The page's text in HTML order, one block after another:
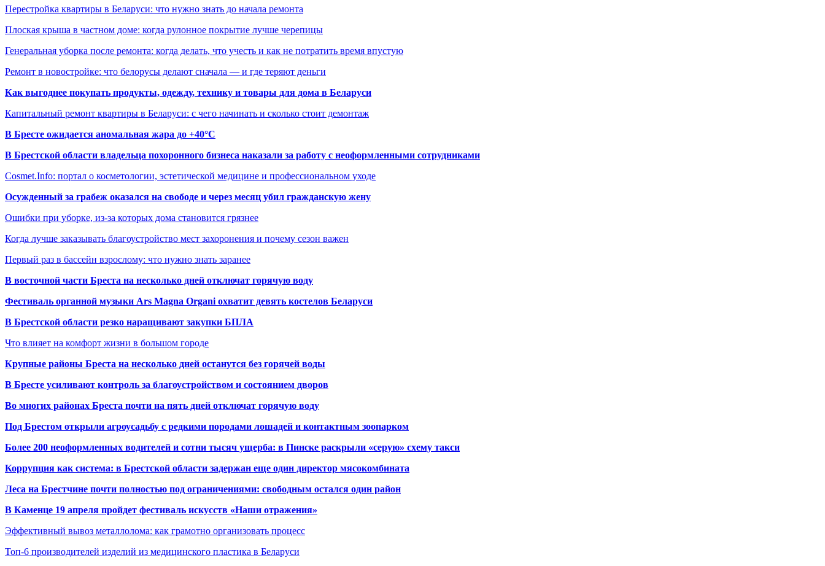
Перестройка квартиры в Беларуси: что нужно знать до начала ремонта
Плоская крыша в частном доме: когда рулонное покрытие лучше черепицы
Генеральная уборка после ремонта: когда делать, что учесть и как не потратить время впустую
Ремонт в новостройке: что белорусы делают сначала — и где теряют деньги
Как выгоднее покупать продукты, одежду, технику и товары для дома в Беларуси
Капитальный ремонт квартиры в Беларуси: с чего начинать и сколько стоит демонтаж
В Бресте ожидается аномальная жара до +40°C
В Брестской области владельца похоронного бизнеса наказали за работу с неоформленными сотрудниками
Cosmet.Info: портал о косметологии, эстетической медицине и профессиональном уходе
Осужденный за грабеж оказался на свободе и через месяц убил гражданскую жену
Ошибки при уборке, из-за которых дома становится грязнее
Когда лучше заказывать благоустройство мест захоронения и почему сезон важен
Первый раз в бассейн взрослому: что нужно знать заранее
В восточной части Бреста на несколько дней отключат горячую воду
Фестиваль органной музыки Ars Magna Organi охватит девять костелов Беларуси
В Брестской области резко наращивают закупки БПЛА
Что влияет на комфорт жизни в большом городе
Крупные районы Бреста на несколько дней останутся без горячей воды
В Бресте усиливают контроль за благоустройством и состоянием дворов
Во многих районах Бреста почти на пять дней отключат горячую воду
Под Брестом открыли агроусадьбу с редкими породами лошадей и контактным зоопарком
Более 200 неоформленных водителей и сотни тысяч ущерба: в Пинске раскрыли «серую» схему такси
Коррупция как система: в Брестской области задержан еще один директор мясокомбината
Леса на Брестчине почти полностью под ограничениями: свободным остался один район
В Каменце 19 апреля пройдет фестиваль искусств «Наши отражения»
Эффективный вывоз металлолома: как грамотно организовать процесс
Топ-6 производителей изделий из медицинского пластика в Беларуси